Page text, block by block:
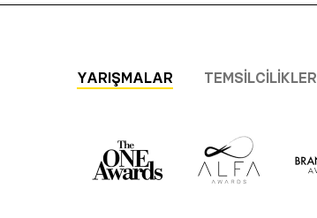
YARIŞMALAR TEMSILCILIKLER